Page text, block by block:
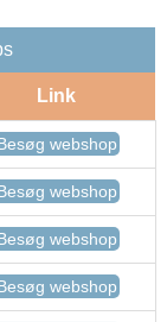
Link
webshop
webshop
webshop
webshop